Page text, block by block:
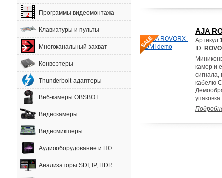
Программы видеомонтажа
Клавиатуры и пульты
Многоканальный захват
Конвертеры
Thunderbolt-адаптеры
Веб-камеры OBSBOT
Видеокамеры
Видеомикшеры
Аудиооборудование и ПО
Анализаторы SDI, IP, HDR
AJA
Артикул:
ID:
камер и
сигнала,
кабелю
упаковка.